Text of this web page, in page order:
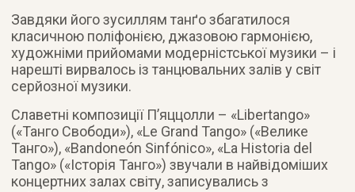
Завдяки його зусиллям танґо збагатилося
класичною поліфонією, джазовою гармонією,
художніми прийомами модерністської музики – і
нарешті вирвалось із танцювальних залів у світ
серйозної музики.
Славетні композиції П’яццолли – «Libertango»
(«Танго Свободи»), «Le Grand Tango» («Велике
Танго»), «Bandoneón Sinfónico», «La Historia del
Tango» («Історія Танго») звучали в найвідоміших
концертних залах світу, записувались з